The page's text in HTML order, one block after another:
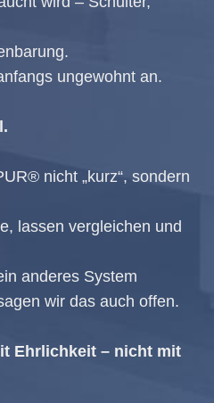
ungewohnt an.
nicht „kurz“, sondern
lassen vergleichen und
anderes System
wir das auch offen.
Ehrlichkeit – nicht mit